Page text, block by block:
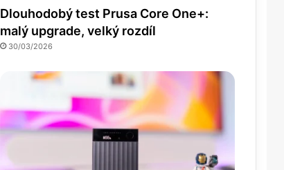
Dlouhodobý test Prusa Core One+:
malý upgrade, velký rozdíl
30/03/2026